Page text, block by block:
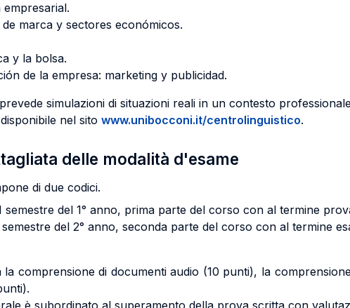
marca y sectores económicos.
y la bolsa.
de la empresa: marketing y publicidad.
prevede simulazioni di situazioni reali in un contesto
nel sito www.unibocconi.it/centrolinguistico.
delle modalità d'esame
di due codici.
semestre del 1° anno, prima parte del corso con al termine
del 2° anno, seconda parte del corso con al termine
comprensione di documenti audio (10 punti), la
è subordinato al superamento della prova scritta con